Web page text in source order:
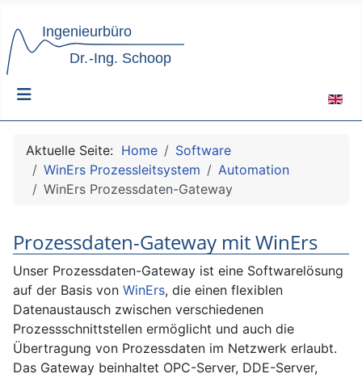
Aktuelle Seite: Home
Software
WinErs Prozessleitsystem
Automation
WinErs Prozessdaten-Gateway
Prozessdaten-Gateway mit WinErs
Unser Prozessdaten-Gateway ist eine Softwarelösung
auf der Basis von WinErs, die einen flexiblen
Datenaustausch zwischen verschiedenen
Prozessschnittstellen ermöglicht und auch die
Übertragung von Prozessdaten im Netzwerk erlaubt.
Das Gateway beinhaltet OPC-Server, DDE-Server,